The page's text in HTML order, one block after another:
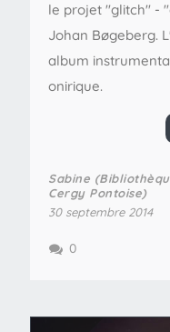
le projet "glitch" -
Johan Bøgeberg.
album
onirique.
Sabine
Cergy Pontoise)
30 septembre 2014
0